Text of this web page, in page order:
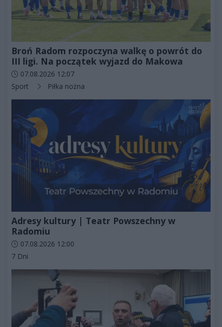
Broń Radom rozpoczyna walkę o powrót do
III ligi. Na początek wyjazd do Makowa
Data dodania artykułu:
07.08.2026 12:07
Kategorie artykułu:
Sport Piłka nożna
Adresy kultury | Teatr Powszechny w
Radomiu
Data dodania artykułu:
07.08.2026 12:00
Kategorie artykułu:
7 Dni